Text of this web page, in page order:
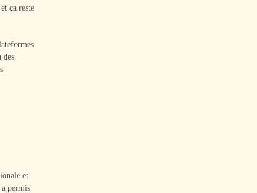
ça reste
des
et
a permis